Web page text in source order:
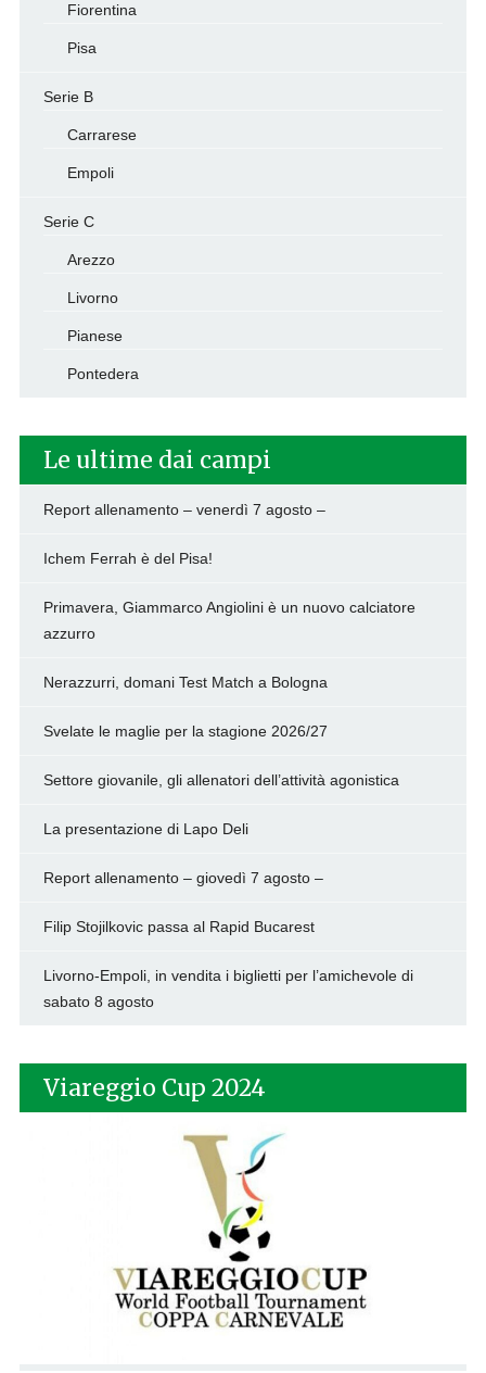
Fiorentina
Pisa
Serie B
Carrarese
Empoli
Serie C
Arezzo
Livorno
Pianese
Pontedera
Le ultime dai campi
Report allenamento – venerdì 7 agosto –
Ichem Ferrah è del Pisa!
Primavera, Giammarco Angiolini è un nuovo calciatore
azzurro
Nerazzurri, domani Test Match a Bologna
Svelate le maglie per la stagione 2026/27
Settore giovanile, gli allenatori dell’attività agonistica
La presentazione di Lapo Deli
Report allenamento – giovedì 7 agosto –
Filip Stojilkovic passa al Rapid Bucarest
Livorno-Empoli, in vendita i biglietti per l’amichevole di
sabato 8 agosto
Viareggio Cup 2024